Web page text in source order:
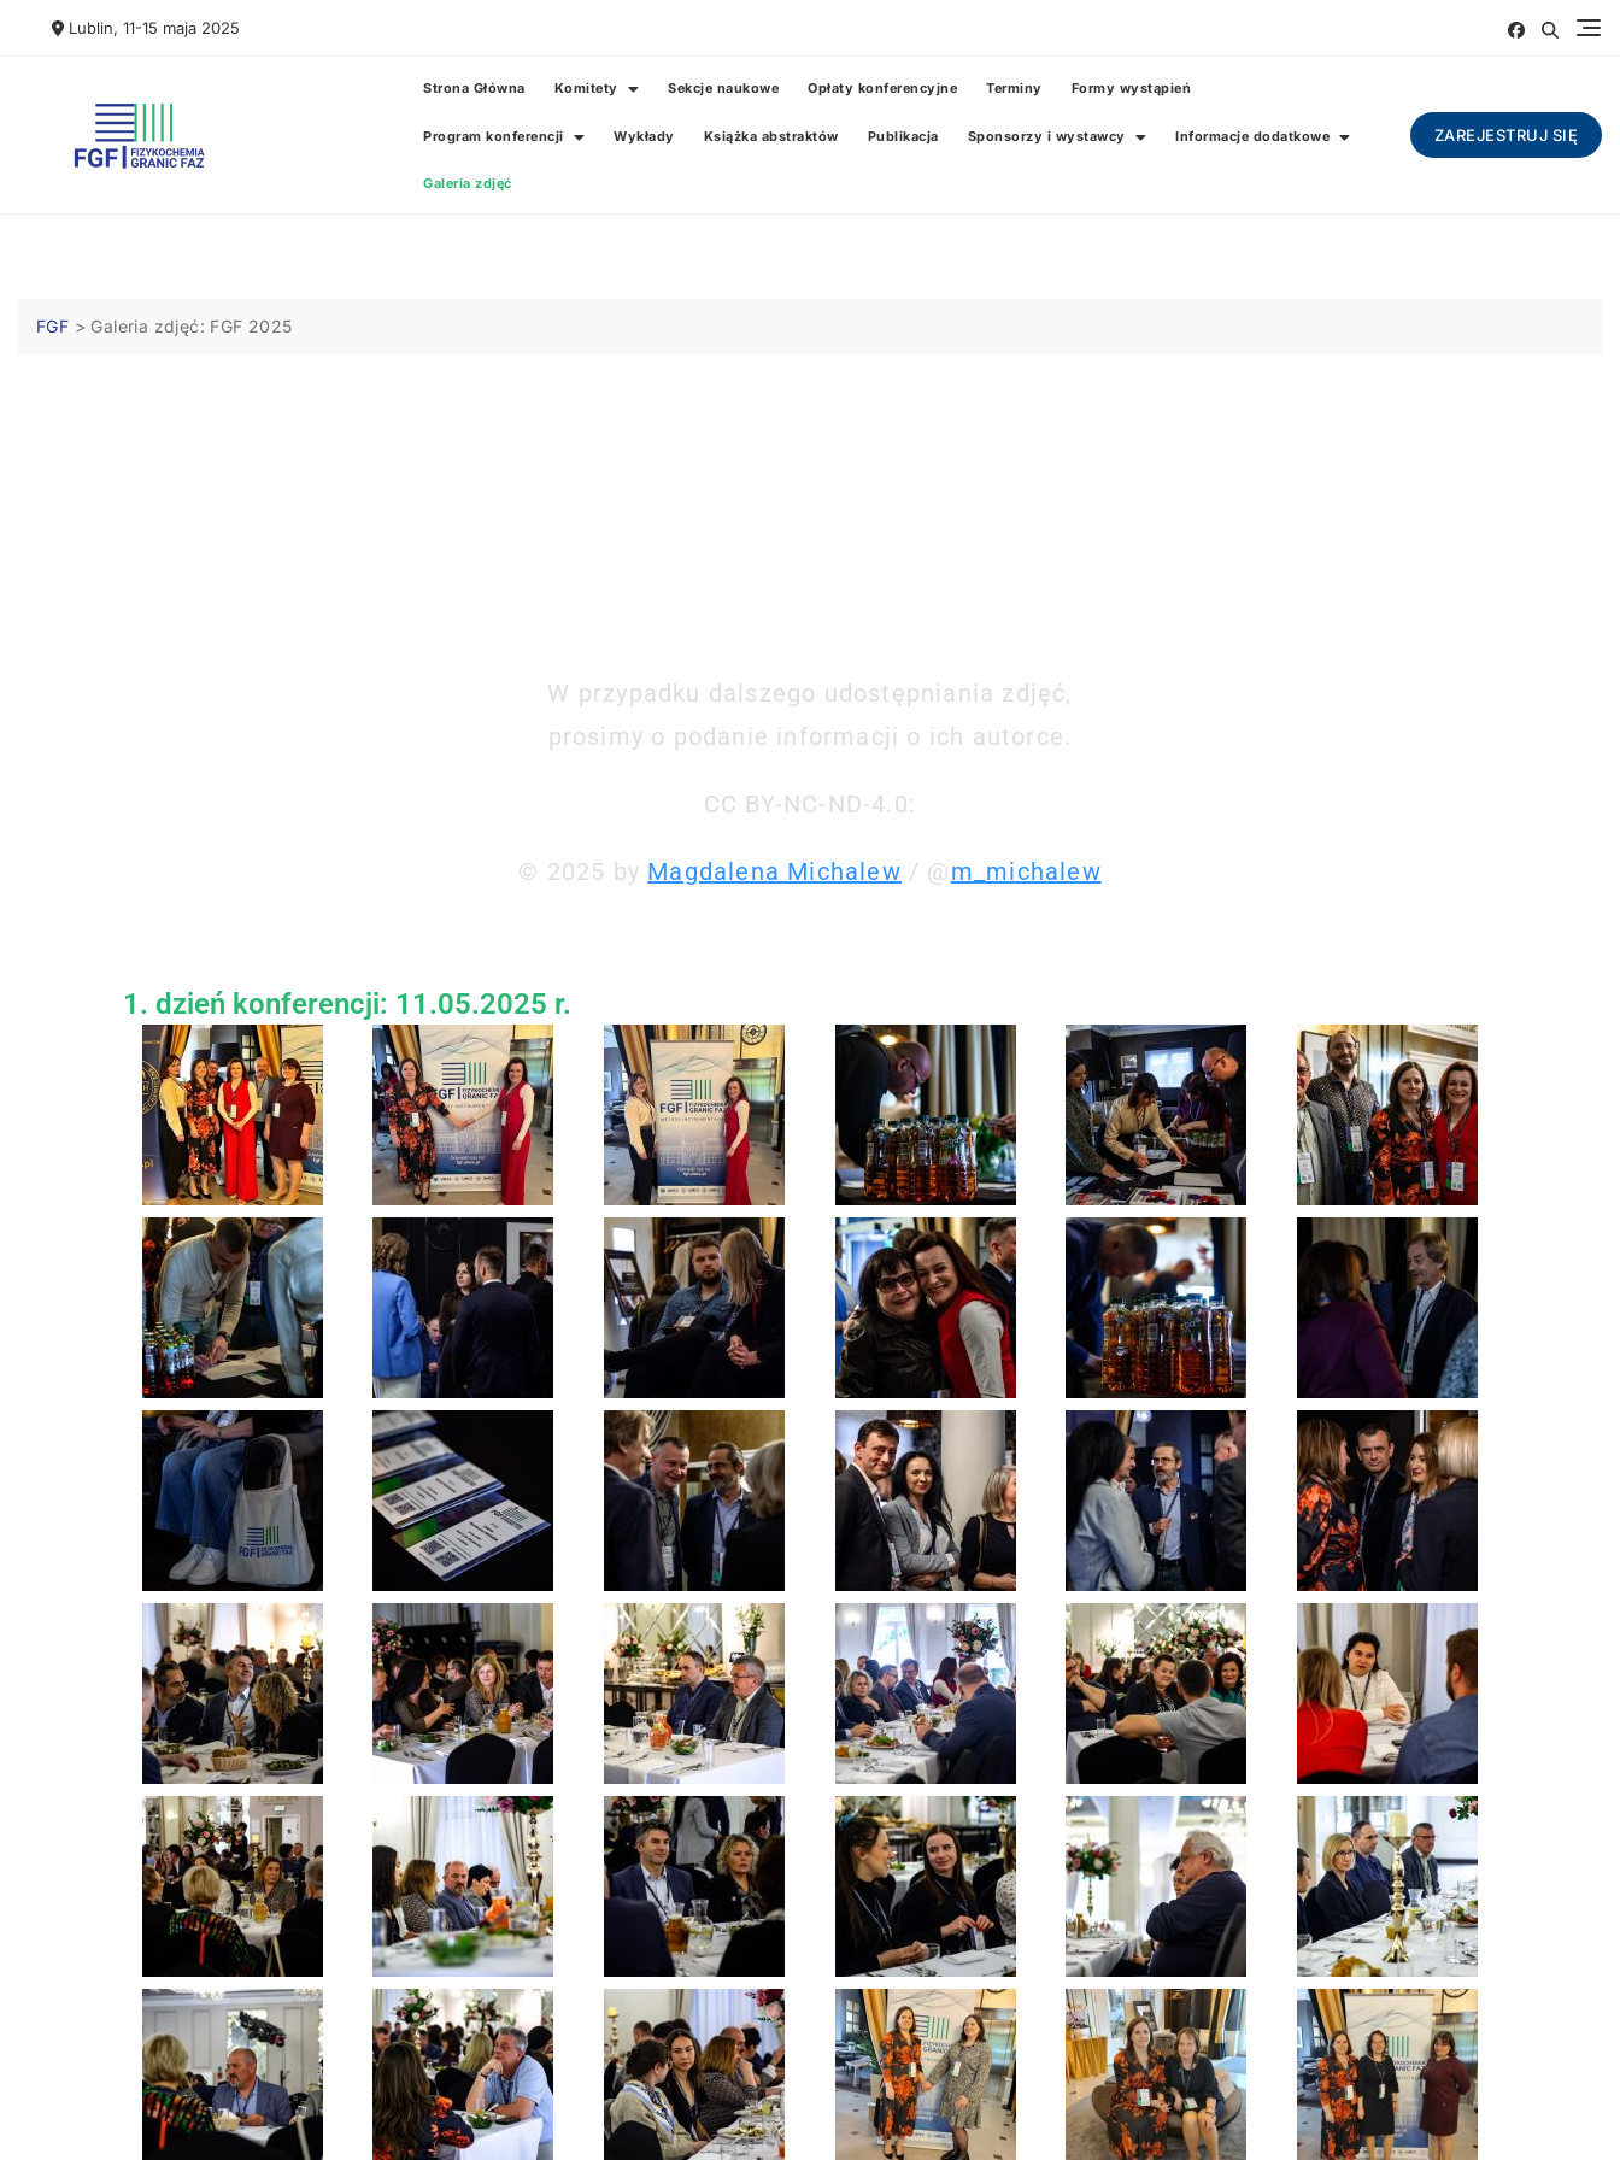
Lublin, 11-15 maja 2025
Strona Główna Komitety Sekcje naukowe Opłaty konferencyjne Terminy Formy wystąpień
Program konferencji Wykłady Książka abstraktów Publikacja Sponsorzy i wystawcy Informacje dodatkowe
Galeria zdjęć
ZAREJESTRUJ SIĘ
FGF > Galeria zdjęć: FGF 2025
W przypadku dalszego udostępniania zdjęć,
prosimy o podanie informacji o ich autorce.
CC BY-NC-ND-4.0:
© 2025 by Magdalena Michalew / @m_michalew
1. dzień konferencji: 11.05.2025 r.